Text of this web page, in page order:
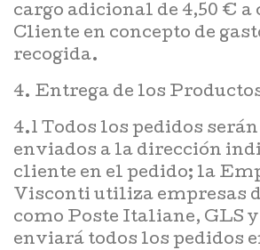
cargo adicional de 4,50 € a
Cliente en concepto de
recogida.
4. Entrega de los
4.1 Todos los pedidos
enviados a la dirección
cliente en el pedido; la
Visconti utiliza empresas
como Poste Italiane, GLS
enviará todos los pedidos